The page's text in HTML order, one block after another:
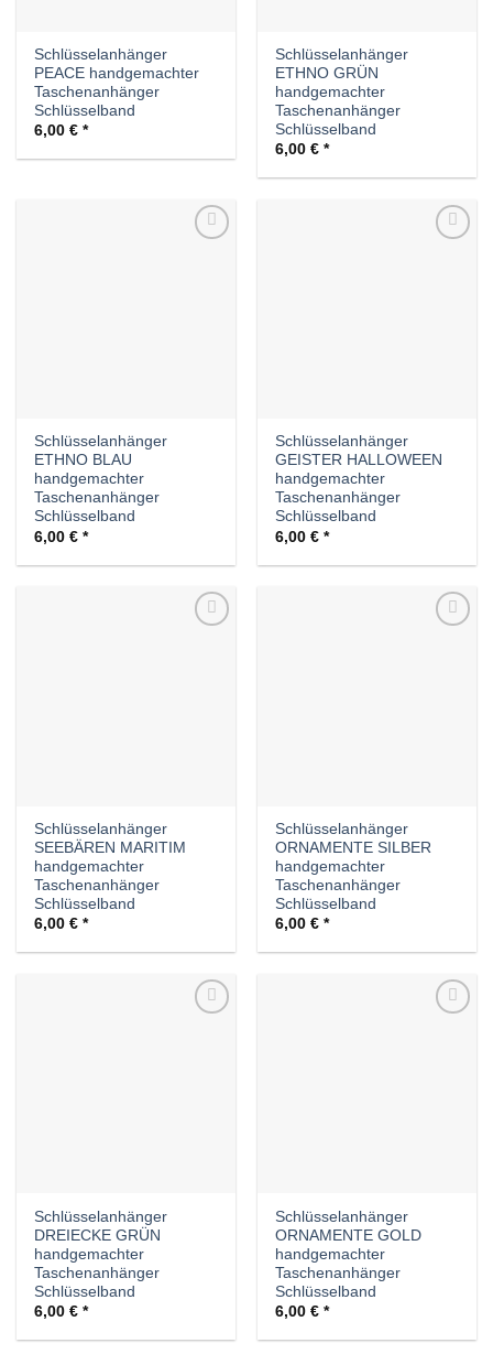
Schlüsselanhänger
PEACE handgemachter
Taschenanhänger
Schlüsselband
6,00€
Schlüsselanhänger
ETHNO GRÜN
handgemachter
Taschenanhänger
Schlüsselband
6,00€
Schlüsselanhänger
ETHNO BLAU
handgemachter
Taschenanhänger
Schlüsselband
6,00€
Schlüsselanhänger
GEISTER HALLOWEEN
handgemachter
Taschenanhänger
Schlüsselband
6,00€
Schlüsselanhänger
SEEBÄREN MARITIM
handgemachter
Taschenanhänger
Schlüsselband
6,00€
Schlüsselanhänger
ORNAMENTE SILBER
handgemachter
Taschenanhänger
Schlüsselband
6,00€
Schlüsselanhänger
DREIECKE GRÜN
handgemachter
Taschenanhänger
Schlüsselband
6,00€
Schlüsselanhänger
ORNAMENTE GOLD
handgemachter
Taschenanhänger
Schlüsselband
6,00€